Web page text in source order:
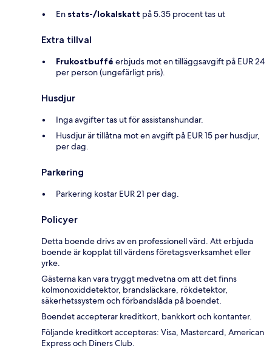
En stats-/lokalskatt på 5.35 procent tas ut
Extra tillval
Frukostbuffé erbjuds mot en tilläggsavgift på EUR 24
per person (ungefärligt pris).
Husdjur
Inga avgifter tas ut för assistanshundar.
Husdjur är tillåtna mot en avgift på EUR 15 per husdjur,
per dag.
Parkering
Parkering kostar EUR 21 per dag.
Policyer
Detta boende drivs av en professionell värd. Att erbjuda
boende är kopplat till värdens företagsverksamhet eller
yrke.
Gästerna kan vara tryggt medvetna om att det finns
kolmonoxiddetektor, brandsläckare, rökdetektor,
säkerhetssystem och förbandslåda på boendet.
Boendet accepterar kreditkort, bankkort och kontanter.
Följande kreditkort accepteras: Visa, Mastercard, American
Express och Diners Club.